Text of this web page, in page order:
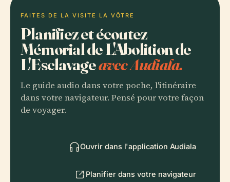
FAITES DE LA VISITE LA VÔTRE
Planifiez et écoutez
Mémorial de L'Abolition de
L'Esclavageavec Audiala.
Le guide audio dans votre poche, l'itinéraire
dans votre navigateur. Pensé pour votre façon
de voyager.
Ouvrir dans l'application Audiala
Planifier dans votre navigateur